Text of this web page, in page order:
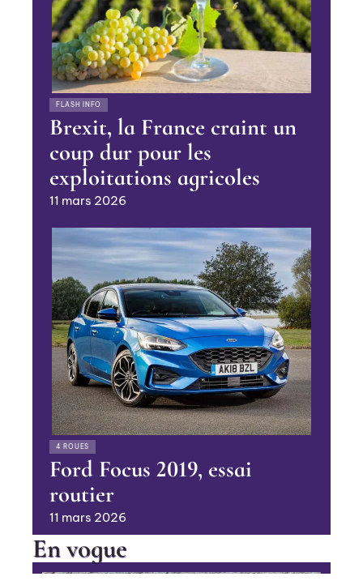
FLASH INFO
Brexit, la France craint un
coup dur pour les
exploitations agricoles
11 mars 2026
4 ROUES
Ford Focus 2019, essai
routier
11 mars 2026
En vogue